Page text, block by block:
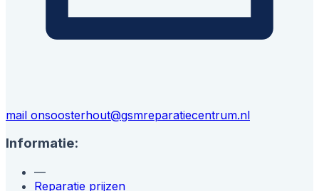
mail onsoosterhout@gsmreparatiecentrum.nl
Informatie:
—
Reparatie prijzen